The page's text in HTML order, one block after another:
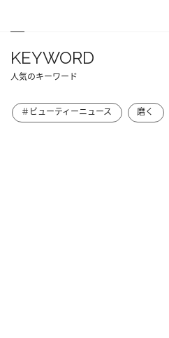
KEYWORD
人気のキーワード
＃ビューティーニュース 磨く